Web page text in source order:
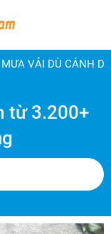
VẢI DÙ CÁNH
từ 3.200+